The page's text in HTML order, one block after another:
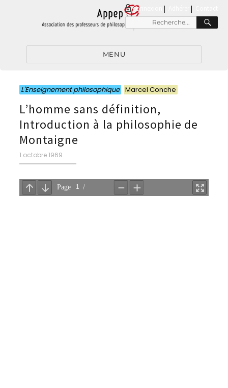
connexion |
Recherche
pour
MENU
L'Enseignement philosophique Marcel Conche
L’homme sans définition,
Introduction à la philosophie de
Montaigne
Publié
le
1 octobre 1969